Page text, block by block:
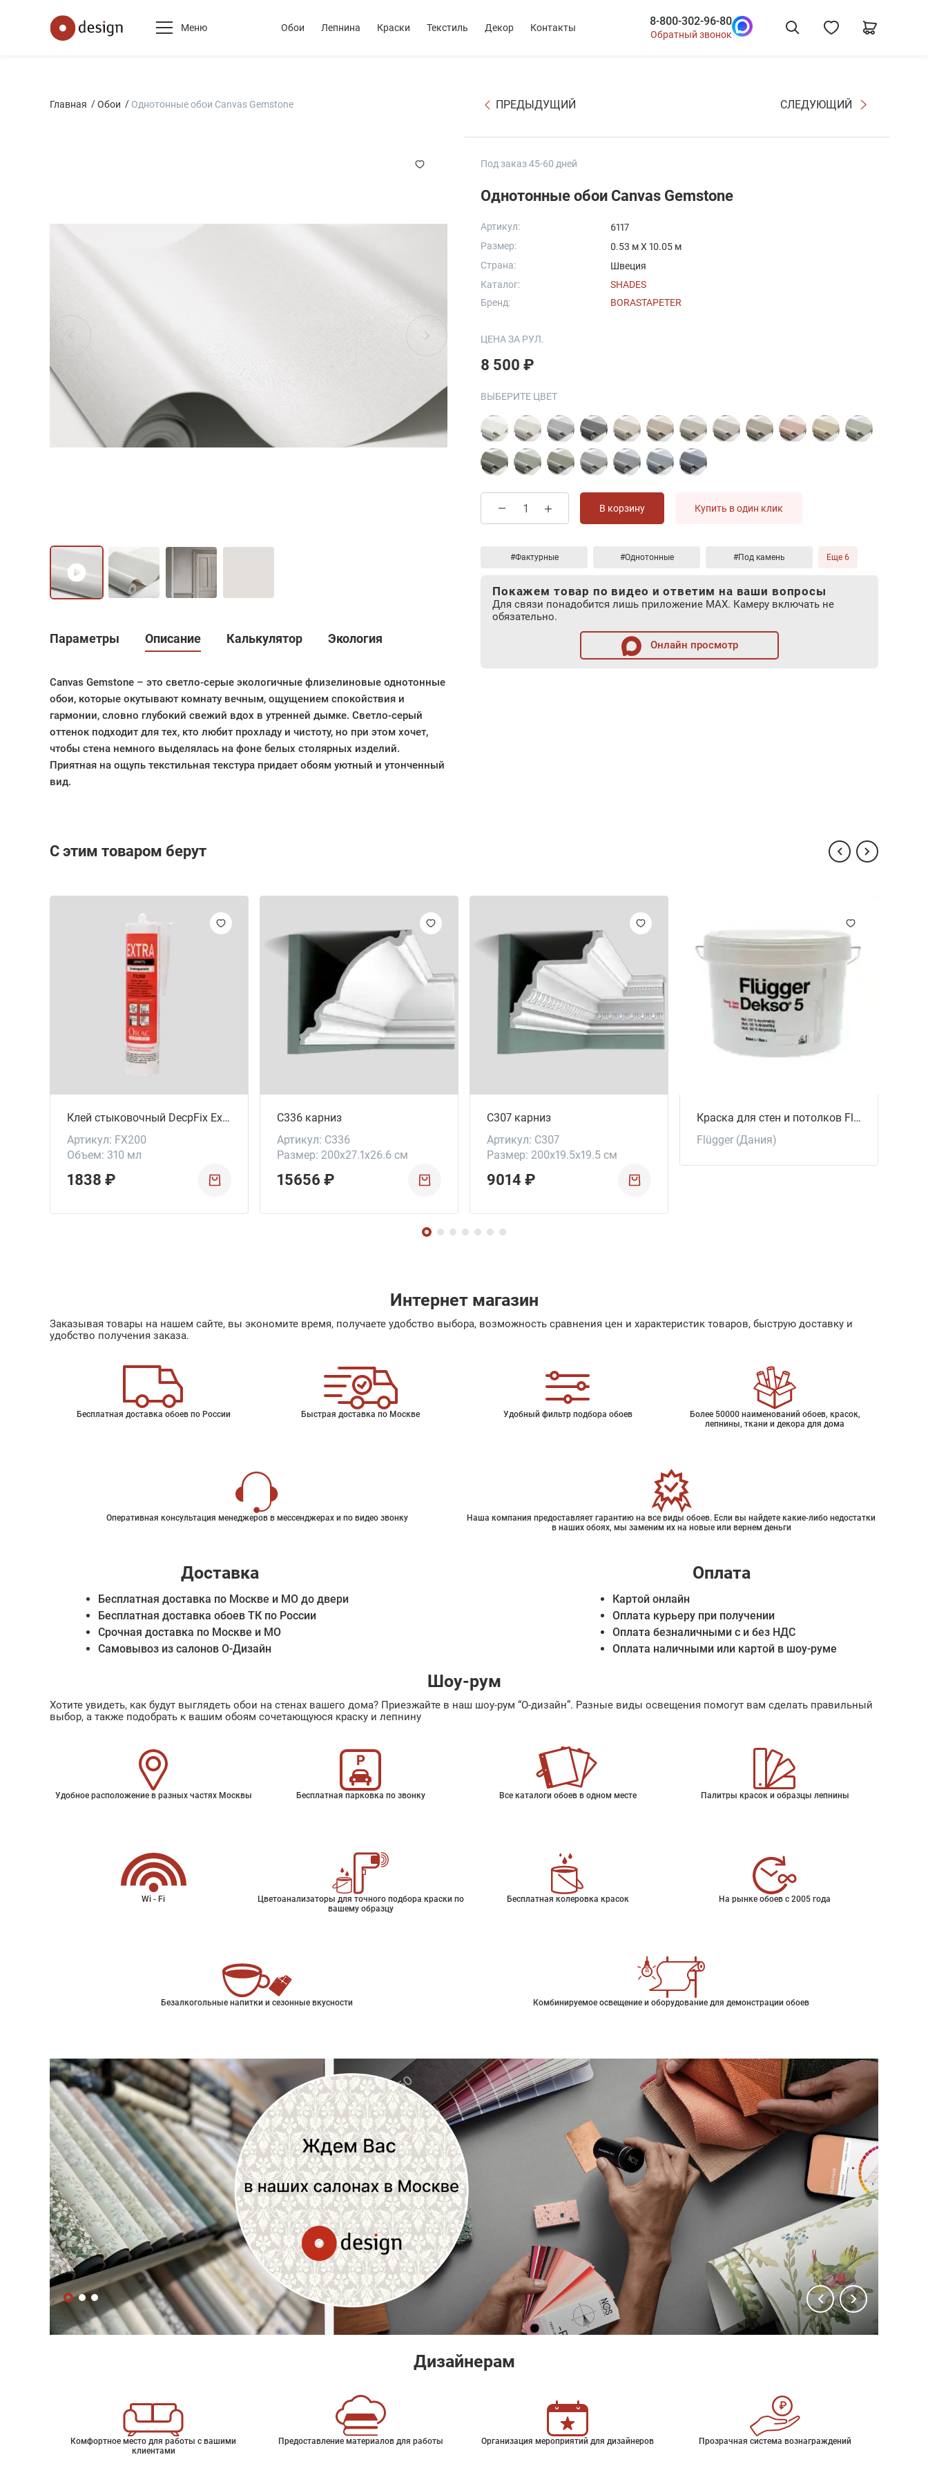
Меню Обои Лепнина Краски Текстиль Декор Контакты 8-800-302-96-80
Обратный звонок
Главная Обои Однотонные обои Canvas Gemstone ПРЕДЫДУЩИЙ СЛЕДУЮЩИЙ
Параметры Описание Калькулятор Экология
Canvas Gemstone – это светло-серые экологичные флизелиновые однотонные
обои, которые окутывают комнату вечным, ощущением спокойствия и
гармонии, словно глубокий свежий вдох в утренней дымке. Светло-серый
оттенок подходит для тех, кто любит прохладу и чистоту, но при этом хочет,
чтобы стена немного выделялась на фоне белых столярных изделий.
Приятная на ощупь текстильная текстура придает обоям уютный и утонченный
вид.
Под заказ 45-60 дней
Однотонные обои Canvas Gemstone
Артикул:
6117
Размер:
0.53 м X 10.05 м
Страна:
Швеция
Каталог:
SHADES
Бренд:
BORASTAPETER
ЦЕНА ЗА РУЛ.
8 500 ₽
ВЫБЕРИТЕ ЦВЕТ
В корзину Купить в один клик
#Фактурные #Однотонные #Под камень Еще 6
Покажем товар по видео и ответим на ваши вопросы
Для связи понадобится лишь приложение MAX. Камеру включать не
обязательно.
Онлайн просмотр
С этим товаром берут
Клей стыковочный DecpFix Extra
Артикул: FX200
Объем: 310 мл
1838 ₽
C336 карниз
Артикул: C336
Размер: 200x27.1x26.6 см
15656 ₽
C307 карниз
Артикул: C307
Размер: 200x19.5x19.5 см
9014 ₽
Краска для стен и потолков Flügger Dekso-5
Flügger (Дания)
Интернет магазин
Заказывая товары на нашем сайте, вы экономите время, получаете удобство выбора, возможность сравнения цен и характеристик товаров, быструю доставку и
удобство получения заказа.
Бесплатная доставка обоев по России Быстрая доставка по Москве Удобный фильтр подбора обоев
Более 50000 наименований обоев, красок,
лепнины, ткани и декора для дома
Оперативная консультация менеджеров в мессенджерах и по видео звонку
Наша компания предоставляет гарантию на все виды обоев. Если вы найдете какие-либо недостатки
в наших обоях, мы заменим их на новые или вернем деньги
Доставка
Бесплатная доставка по Москве и МО до двери
Бесплатная доставка обоев ТК по России
Срочная доставка по Москве и МО
Самовывоз из салонов О-Дизайн
Оплата
Картой онлайн
Оплата курьеру при получении
Оплата безналичными с и без НДС
Оплата наличными или картой в шоу-руме
Шоу-рум
Хотите увидеть, как будут выглядеть обои на стенах вашего дома? Приезжайте в наш шоу-рум “О-дизайн”. Разные виды освещения помогут вам сделать правильный
выбор, а также подобрать к вашим обоям сочетающуюся краску и лепнину
Удобное расположение в разных частях Москвы Бесплатная парковка по звонку Все каталоги обоев в одном месте Палитры красок и образцы лепнины
Wi - Fi
Цветоанализаторы для точного подбора краски по
вашему образцу
Бесплатная колеровка красок На рынке обоев с 2005 года
Безалкогольные напитки и сезонные вкусности Комбинируемое освещение и оборудование для демонстрации обоев
Дизайнерам
Комфортное место для работы с вашими
клиентами
Предоставление материалов для работы Организация мероприятий для дизайнеров Прозрачная система вознаграждений